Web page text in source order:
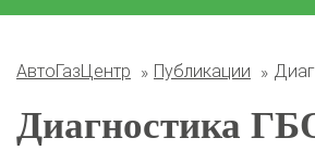
АвтоГазЦентр Публикации
Диагностика